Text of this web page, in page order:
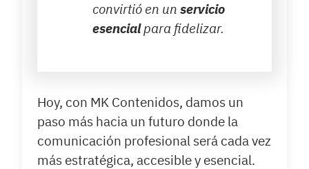
convirtió en unservicio
esencialpara fidelizar.
Hoy, con MK Contenidos, damos un
paso más hacia un futuro donde la
comunicación profesional será cada vez
más estratégica, accesible y esencial.